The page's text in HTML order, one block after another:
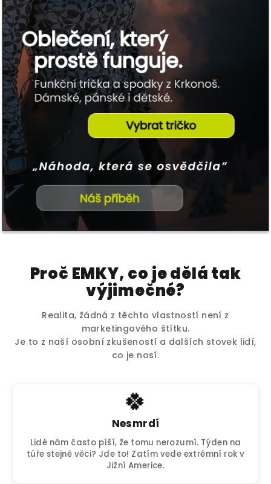
Proč EMKY, co je dělá tak
výjimečné?
Realita, žádná z těchto vlastností není z
marketingového štítku.
Je to z naší osobní zkušeností a dalších stovek lidí,
co je nosí.
🍀
Nesmrdí
Lidé nám často píší, že tomu nerozumí. Týden na
túře stejné věci? Jde to! Zatím vede extrémní rok v
Jižní Americe.